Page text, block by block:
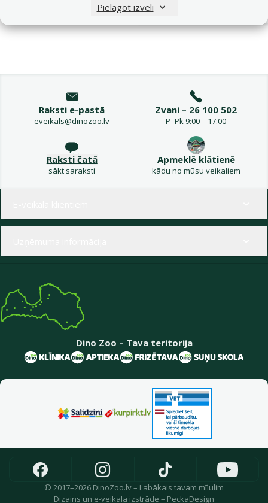
Pielāgot izvēlipiegāde
Raksti e-pastā
eveikals@dinozoo.lv
Zvani – 26 100 502
P–Pk 9:00 – 17:00
Raksti čatā
sākt saraksti
Apmeklē klātienē
kādu no mūsu veikaliem
Dino Zoo – Tava teritorija
© 2017–2026 DinoZoo.lv – Labākais tavam mīlulim
Dizains un e-veikala izstrāde – PeckaDesign